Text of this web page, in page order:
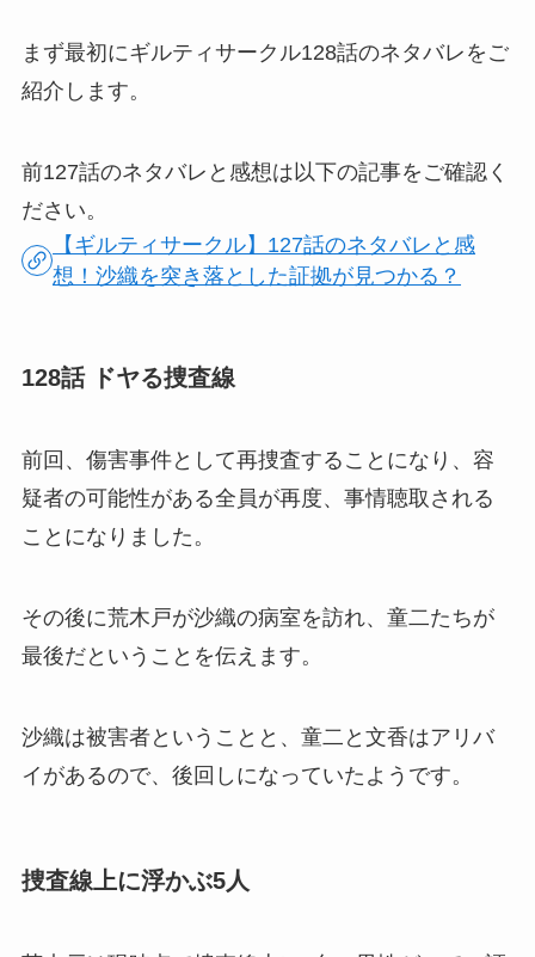
まず最初にギルティサークル128話のネタバレをご
紹介します。
前127話のネタバレと感想は以下の記事をご確認く
ださい。
【ギルティサークル】127話のネタバレと感
想！沙織を突き落とした証拠が見つかる？
128話 ドヤる捜査線
前回、傷害事件として再捜査することになり、容
疑者の可能性がある全員が再度、事情聴取される
ことになりました。
その後に荒木戸が沙織の病室を訪れ、童二たちが
最後だということを伝えます。
沙織は被害者ということと、童二と文香はアリバ
イがあるので、後回しになっていたようです。
捜査線上に浮かぶ5人